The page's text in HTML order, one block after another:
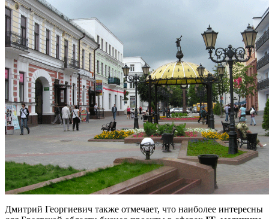
Дмитрий Георгиевич также отмечает, что наиболее интересны